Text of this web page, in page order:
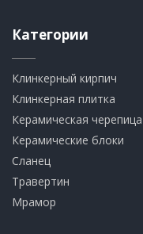
Категории
Клинкерный кирпич​
​Клинкерная плитка
​Керамическая черепица
​Керамические блоки
​Сланец
Травертин​
​Мрамор